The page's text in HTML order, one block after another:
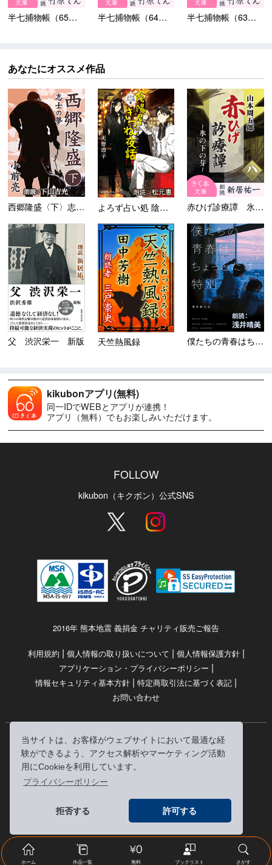
当サイトは、お客様がウェブサイトにおいて最適な経
験ができるよう、アクセス解析やマーケティング活動
用にCookieを利用しています。
プライバシーポリシー
拒否する 許可する
半七捕物帳（65）夜叉... 半七捕物帳（64）廻り... 半七捕物帳（63）川越...
あなたにオススメ作品
西郷隆盛〈下〉志士の夢 よろず占い処 陰陽屋きつね夜... 赤ひげ診療譚 氷の下の芽
父 渋沢栄一 新版 天竺熱風録 僕たちの青春はちょっとだけ特...
kikubonアプリ(無料)
同一IDでWEBとアプリが連携！
アプリ（無料）でもお楽しみいただけます。
FOLLOW
kikubon（キクボン）公式SNS
2016年 熊本地震 義捐金 チャリティ販売ご報告
利用規約 | 個人情報の取り扱いについて | 個人情報保護方針|
アプリケーション・プライバシーポリシー |
情報セキュリティ基本方針 | 特定商取引法に基づく表記 |
お問い合わせ
© RRJ Inc.
（kikubon/キクボン/きく本/きくほん/キクホン）は
株式会社RRJの登録商標です。
ホーム 作品一覧 無料 ブックリスト さがす